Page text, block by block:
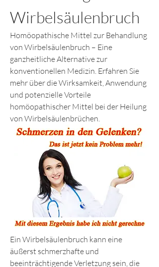
Wirbelsäulenbruch
Homöopathische Mittel zur Behandlung
von Wirbelsäulenbruch – Eine
ganzheitliche Alternative zur
konventionellen Medizin. Erfahren Sie
mehr über die Wirksamkeit, Anwendung
und potenzielle Vorteile
homöopathischer Mittel bei der Heilung
von Wirbelsäulenbrüchen.
Ein Wirbelsäulenbruch kann eine
äußerst schmerzhafte und
beeinträchtigende Verletzung sein, die